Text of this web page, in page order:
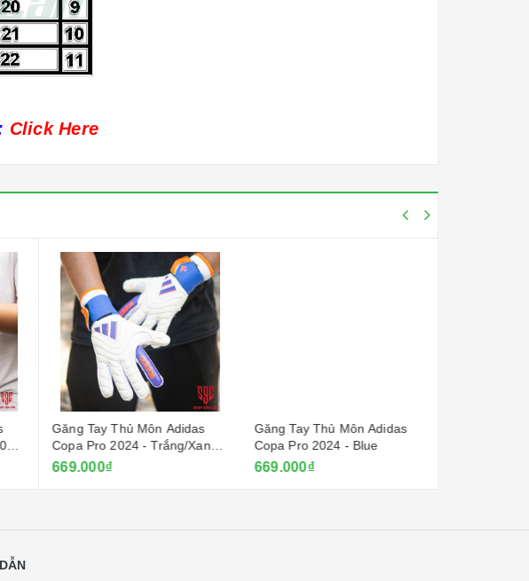
Click Here
Găng Tay Thủ Môn Adidas
Copa Pro 2024 - Trắng/Xanh
Dương
669.000₫
Găng Tay Thủ Môn Adidas
Copa Pro 2024 - Blue
669.000₫